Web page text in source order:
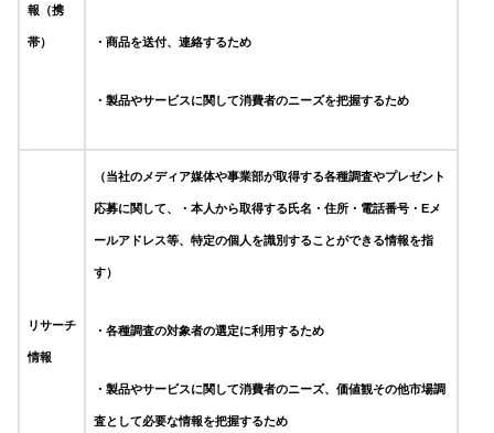
報（携
帯） ・商品を送付、連絡するため
・製品やサービスに関して消費者のニーズを把握するため
リサーチ
情報
（当社のメディア媒体や事業部が取得する各種調査やプレゼント
応募に関して、 ・本人から取得する氏名 ・住所・電話番号・Eメ
ールアドレス等、特定の個人を識別することができる情報を指
す）
・各種調査の対象者の選定に利用するため
・製品やサービスに関して消費者のニーズ、価値観その他市場調
査として必要な情報を把握するため